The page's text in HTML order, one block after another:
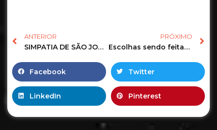
ANTERIOR
SIMPATIA DE SÃO JOÃO. DIA. 24. DE JUNHO. MULTIPLIQUE O SEU DINHEIRO
PRÓXIMO
Escolhas sendo feitas – Carta do dia | Olhar de cigana Tarot
Facebook Twitter
LinkedIn Pinterest